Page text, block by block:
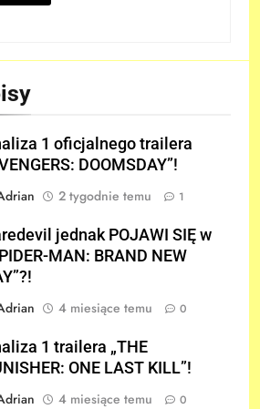
1 oficjalnego trailera
DOOMSDAY”!
2 tygodnie temu 1
jednak POJAWI SIĘ w
MAN: BRAND NEW
4 miesiące temu 0
1 trailera „THE
ONE LAST KILL”!
4 miesiące temu 0